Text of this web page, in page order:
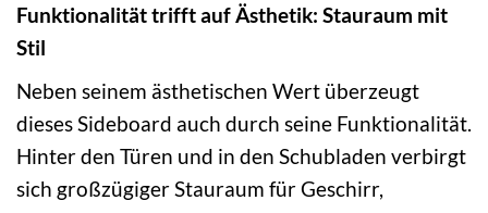
Funktionalität trifft auf Ästhetik: Stauraum mit
Stil
Neben seinem ästhetischen Wert überzeugt
dieses Sideboard auch durch seine Funktionalität.
Hinter den Türen und in den Schubladen verbirgt
sich großzügiger Stauraum für Geschirr,